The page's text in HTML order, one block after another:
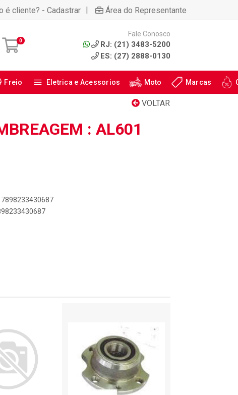
é cliente? - Cadastrar | Área do Representante
0
Fale Conosco
RJ: (21) 3483-5200
ES: (27) 2888-0130
Freio Eletrica e Acessorios Moto Marcas
VOLTAR
: AL601